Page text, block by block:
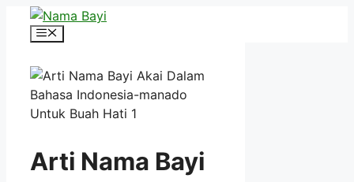
Langsung
Menu
Arti Nama Bayi